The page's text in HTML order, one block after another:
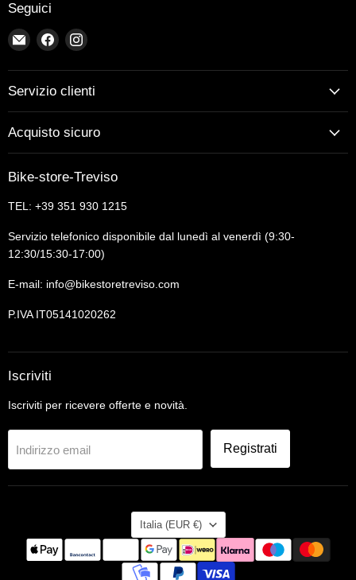
Seguici
Email
Bike-
store-
Treviso
Trovaci
Facebook
Trovaci
Instagram
Servizio clienti
Acquisto sicuro
Bike-store-Treviso
TEL: +39 351 930 1215
Servizio telefonico disponibile dal lunedì al venerdì (9:30-
12:30/15:30-17:00)
E-mail: info@bikestoretreviso.com
P.IVA IT05141020262
Iscriviti
Iscriviti per ricevere offerte e novità.
Indirizzo email Registrati
Nazione
Italia (EUR €)